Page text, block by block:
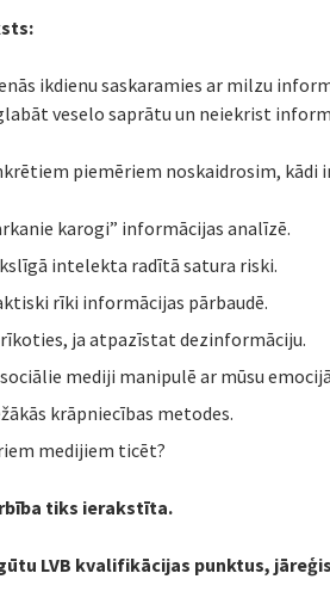
ikdienu saskaramies ar milzu
veselo saprātu un neiekrist
piemēriem noskaidrosim, kādi
karogi” informācijas analīzē.
intelekta radītā satura riski.
rīki informācijas pārbaudē.
ja atpazīstat dezinformāciju.
mediji manipulē ar mūsu
krāpniecības metodes.
medijiem ticēt?
tiks ierakstīta.
LVB kvalifikācijas punktus,